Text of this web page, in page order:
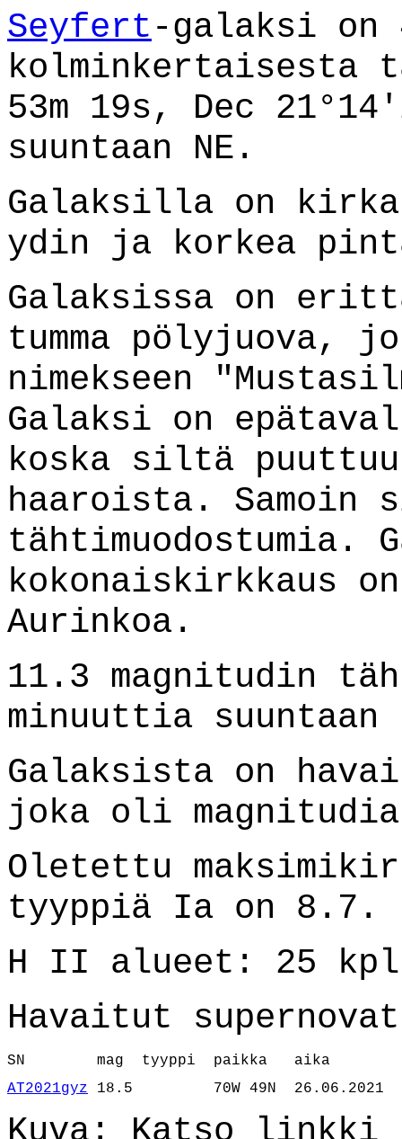
Seyfert-galaksi on
kolminkertaisesta
53m 19s, Dec
suuntaan NE.
Galaksilla on
ydin ja korkea
Galaksissa on
tumma pölyjuova,
nimekseen
Galaksi on
koska siltä
haaroista.
tähtimuodostumia.
kokonaiskirkkaus
Aurinkoa.
11.3 magnitudin
minuuttia suuntaan
Galaksista on
joka oli
Oletettu
tyyppiä Ia on 8.7.
H II alueet: 25 kpl
Havaitut
AT2021gyz